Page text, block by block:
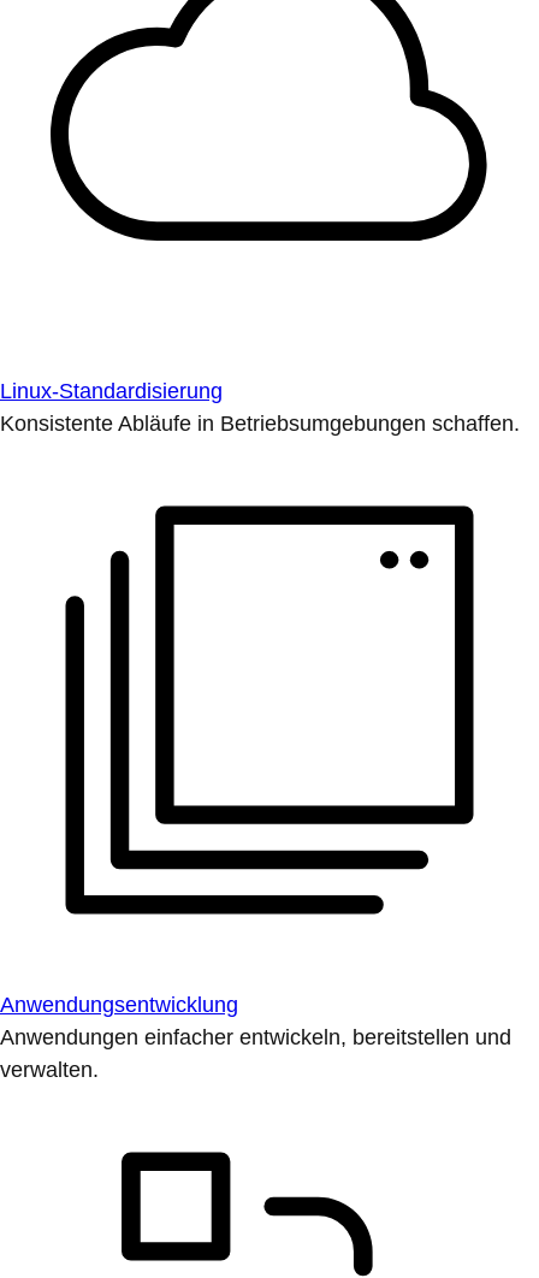
Linux-Standardisierung
Konsistente Abläufe in Betriebsumgebungen schaffen.
Anwendungsentwicklung
Anwendungen einfacher entwickeln, bereitstellen und
verwalten.